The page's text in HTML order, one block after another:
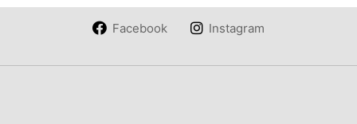
Facebook Instagram